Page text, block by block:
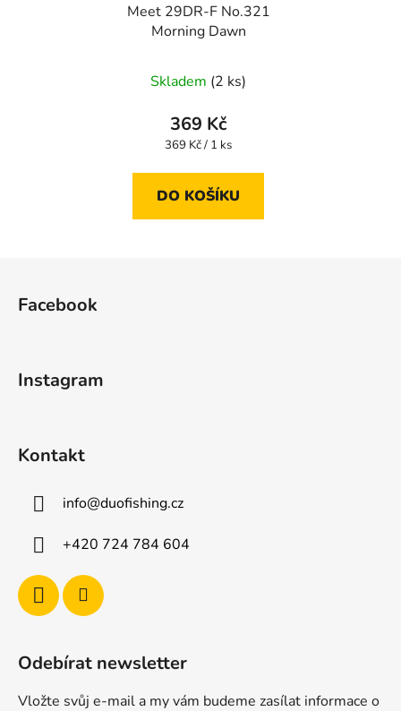
Meet 29DR-F No.321
Morning Dawn
Skladem (2 ks)
369 Kč
Měrná
369 Kč / 1 ks
DO KOŠÍKU
Facebook
Instagram
Kontakt
info@duofishing.cz
+420 724 784 604
Odebírat newsletter
Vložte svůj e-mail a my vám budeme zasílat informace o